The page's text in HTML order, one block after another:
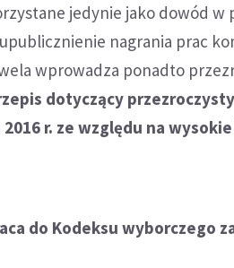
jedynie jako dowód
nagrania prac
wprowadza ponadto
dotyczący
r. ze względu na
do Kodeksu wyborczego